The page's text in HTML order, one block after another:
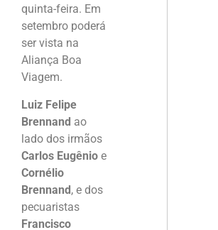
quinta-feira. Em
setembro poderá
ser vista na
Aliança Boa
Viagem.
Luiz Felipe
Brennand ao
lado dos irmãos
Carlos Eugênio e
Cornélio
Brennand, e dos
pecuaristas
Francisco